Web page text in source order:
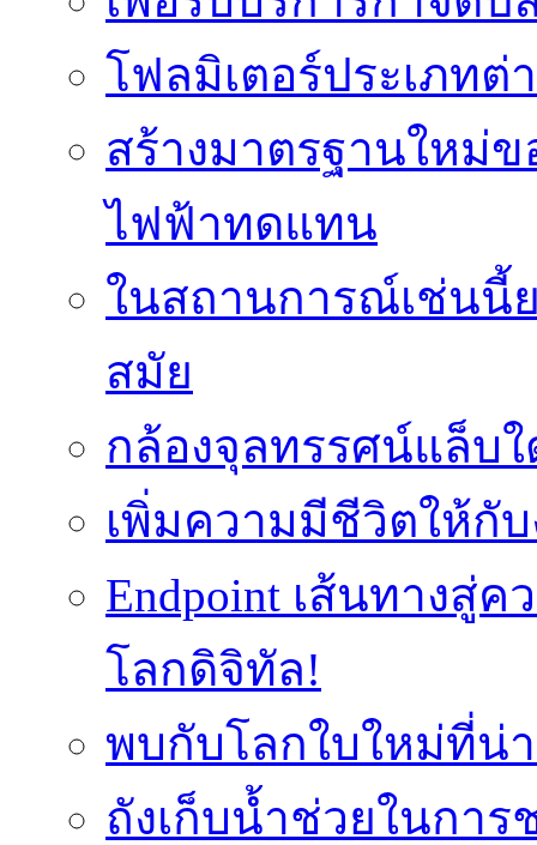
โฟลมิเตอร์ประเภทต่
สร้างมาตรฐานใหม่ข
ไฟฟ้าทดแทน
ในสถานการณ์เช่นนี้
สมัย
กล้องจุลทรรศน์แล็บ
เพิ่มความมีชีวิตให้กับ
Endpoint เส้นทางสู่
โลกดิจิทัล!
พบกับโลกใบใหม่ที่น่
ถังเก็บน้ำช่วยในกา